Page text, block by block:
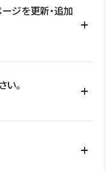
利用数の上限、権限
詳しくは料金プランペ
ジを更新・追加
範囲を設計しておく
きます。 さらにコン
を進めやすくなりま
い。
利用できるよう、通信
性対策など、複数の観